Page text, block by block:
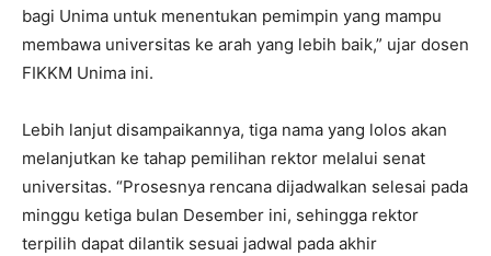
bagi Unima untuk menentukan pemimpin yang mampu
membawa universitas ke arah yang lebih baik,” ujar dosen
FIKKM Unima ini.
Lebih lanjut disampaikannya, tiga nama yang lolos akan
melanjutkan ke tahap pemilihan rektor melalui senat
universitas. “Prosesnya rencana dijadwalkan selesai pada
minggu ketiga bulan Desember ini, sehingga rektor
terpilih dapat dilantik sesuai jadwal pada akhir